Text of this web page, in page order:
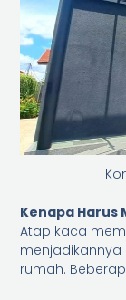
Kenapa Harus
Atap kaca
menjadikannya
rumah.